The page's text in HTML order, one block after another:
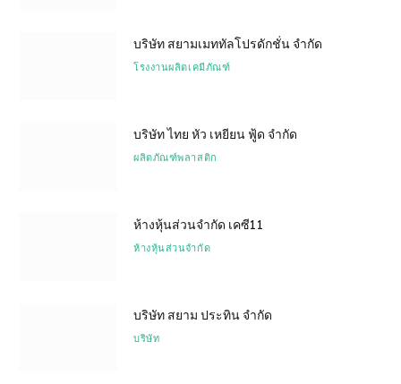
บริษัท สยามเมททัลโปรดักชั่น จำกัด
โรงงานผลิตเคมีภัณฑ์
บริษัท ไทย หัว เหยียน ฟู้ด จำกัด
ผลิตภัณฑ์พลาสติก
ห้างหุ้นส่วนจำกัด เคซี11
ห้างหุ้นส่วนจำกัด
บริษัท สยาม ประทิน จำกัด
บริษัท